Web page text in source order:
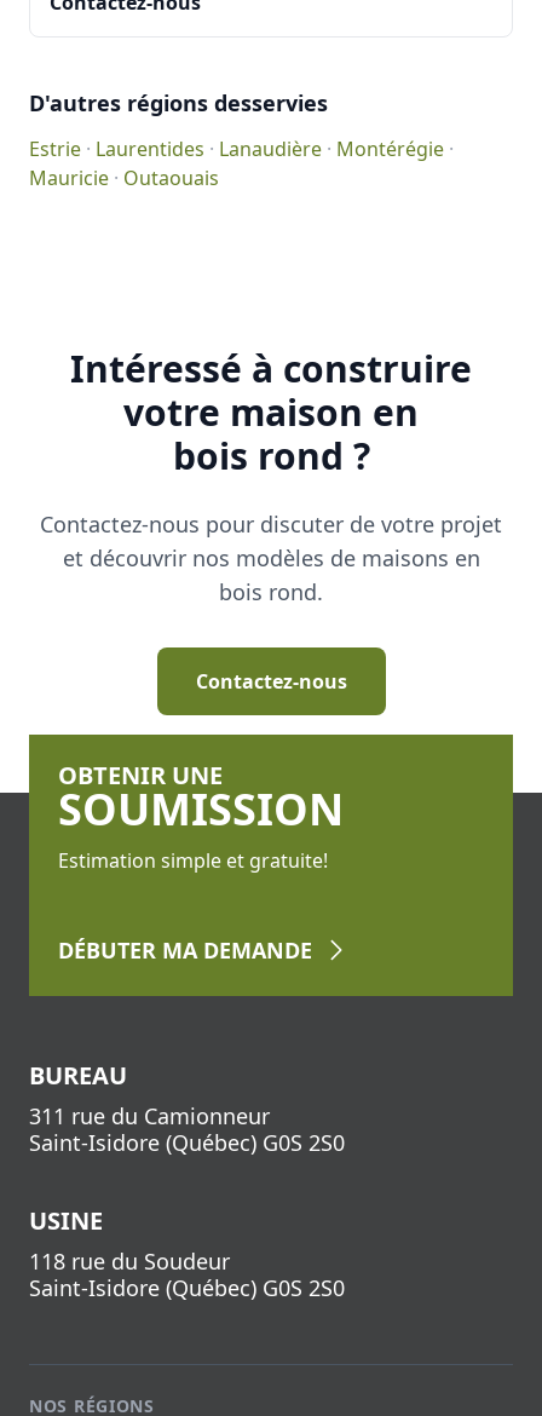
D'autres régions desservies
Estrie · Laurentides · Lanaudière · Montérégie ·
Mauricie · Outaouais
Intéressé à construire
votre maison en
bois rond ?
Contactez-nous pour discuter de votre projet
et découvrir nos modèles de maisons en
bois rond.
Contactez-nous
BUREAU
311 rue du Camionneur
Saint-Isidore (Québec) G0S 2S0
USINE
118 rue du Soudeur
Saint-Isidore (Québec) G0S 2S0
OBTENIR UNE
SOUMISSION
Estimation simple et gratuite!
DÉBUTER MA DEMANDE
NOS RÉGIONS